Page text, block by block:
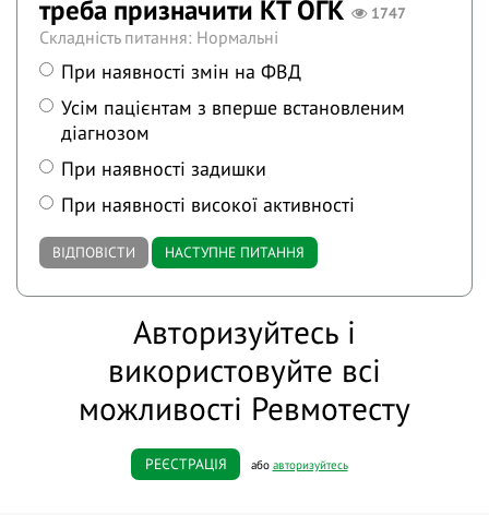
треба призначити КТ ОГК
1747
Складність питання: Нормальні
При наявності змін на ФВД
Усім пацієнтам з вперше встановленим
діагнозом
При наявності задишки
При наявності високої активності
ВІДПОВІСТИ НАСТУПНЕ ПИТАННЯ
Авторизуйтесь і
використовуйте всі
можливості Ревмотесту
РЕЄСТРАЦІЯ або авторизуйтесь